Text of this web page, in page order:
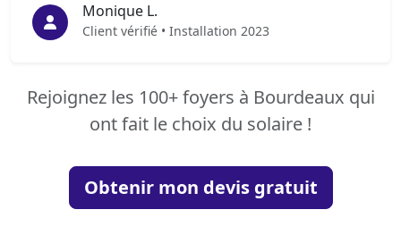
Monique L.
Client vérifié • Installation 2023
Rejoignez les 100+ foyers à Bourdeaux qui
ont fait le choix du solaire !
Obtenir mon devis gratuit